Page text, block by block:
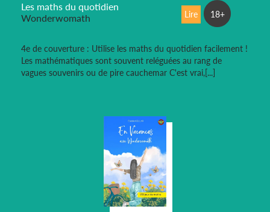
Les maths du quotidien
Wonderwomath
4e de couverture : Utilise les maths du quotidien facilement !
Les mathématiques sont souvent reléguées au rang de
vagues souvenirs ou de pire cauchemar C'est vrai,[...]
Lire 18+